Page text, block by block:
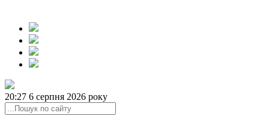
20:27 6 серпня 2026 року